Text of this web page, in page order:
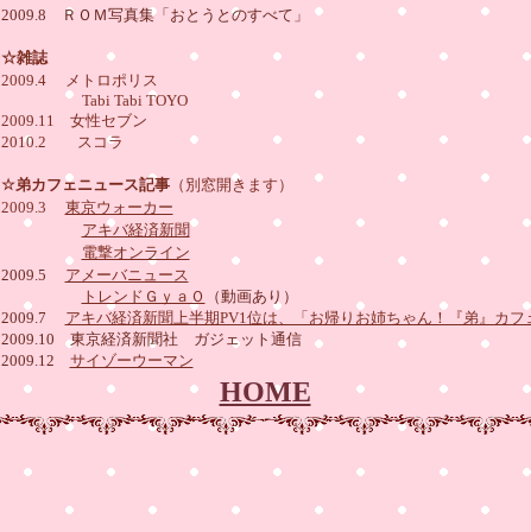
2009.8 ＲＯＭ写真集「おとうとのすべて」
☆雑誌
2009.4
メトロポリス
Tabi Tabi TOYO
2009.11 女性セブン
2010.2 スコラ
☆弟カフェニュース記事（別窓開きます）
2009.3
東京ウォーカー
アキバ経済新聞
電撃オンライン
2009.5
アメーバニュース
トレンドＧｙａＯ （動画あり）
2009.7 アキバ経済新聞上半期PV1位は、「お帰りお姉ちゃん！『弟』カフ
2009.10 東京経済新聞社 ガジェット通信
2009.12 サイゾーウーマン
HOME